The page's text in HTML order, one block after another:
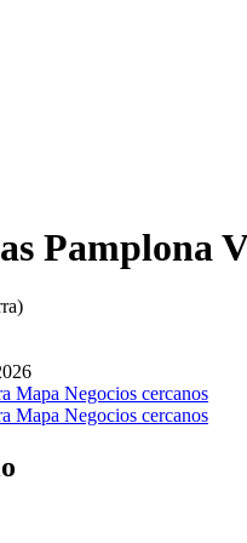
Pamplona
Mapa Negocios cercanos
Mapa Negocios cercanos